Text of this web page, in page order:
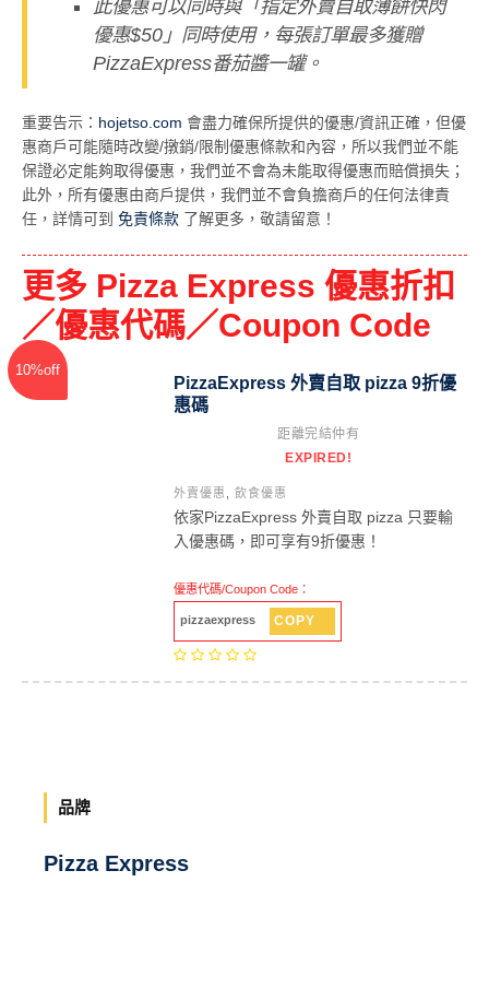
此優惠可以同時與「指定外賣自取薄餅快閃
優惠$50」同時使用，每張訂單最多獲贈
PizzaExpress番茄醬一罐。
重要告示： hojetso.com 會盡力確保所提供的優惠/資訊正確，但優
惠商戶可能隨時改變/撴銷/限制優惠條款和內容，所以我們並不能
保證必定能夠取得優惠，我們並不會為未能取得優惠而賠償損失；
此外，所有優惠由商戶提供，我們並不會負擔商戶的任何法律責
任，詳情可到 免責條款 了解更多，敬請留意！
更多 Pizza Express 優惠折扣
／優惠代碼／Coupon Code
10%off
PizzaExpress 外賣自取 pizza 9折優
惠碼
距離完結仲有
EXPIRED!
外賣優惠 飲食優惠
依家PizzaExpress 外賣自取 pizza 只要輸
入優惠碼，即可享有9折優惠！
優惠代碼/Coupon Code：
pizzaexpress COPY
品牌
Pizza Express